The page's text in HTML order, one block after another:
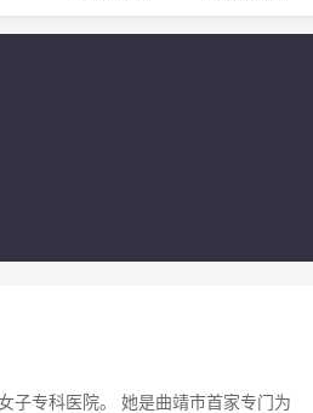
子专科医院。 她是曲靖市首家专门为